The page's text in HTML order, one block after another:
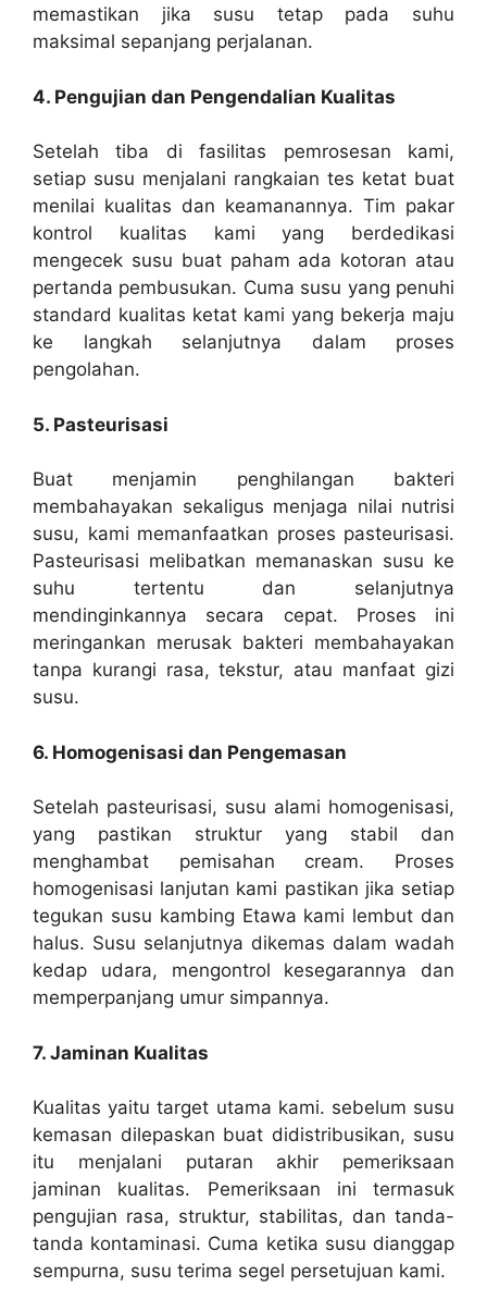
memastikan jika susu tetap pada suhu
maksimal sepanjang perjalanan.
4. Pengujian dan Pengendalian Kualitas
Setelah tiba di fasilitas pemrosesan kami,
setiap susu menjalani rangkaian tes ketat buat
menilai kualitas dan keamanannya. Tim pakar
kontrol kualitas kami yang berdedikasi
mengecek susu buat paham ada kotoran atau
pertanda pembusukan. Cuma susu yang penuhi
standard kualitas ketat kami yang bekerja maju
ke langkah selanjutnya dalam proses
pengolahan.
5. Pasteurisasi
Buat menjamin penghilangan bakteri
membahayakan sekaligus menjaga nilai nutrisi
susu, kami memanfaatkan proses pasteurisasi.
Pasteurisasi melibatkan memanaskan susu ke
suhu tertentu dan selanjutnya
mendinginkannya secara cepat. Proses ini
meringankan merusak bakteri membahayakan
tanpa kurangi rasa, tekstur, atau manfaat gizi
susu.
6. Homogenisasi dan Pengemasan
Setelah pasteurisasi, susu alami homogenisasi,
yang pastikan struktur yang stabil dan
menghambat pemisahan cream. Proses
homogenisasi lanjutan kami pastikan jika setiap
tegukan susu kambing Etawa kami lembut dan
halus. Susu selanjutnya dikemas dalam wadah
kedap udara, mengontrol kesegarannya dan
memperpanjang umur simpannya.
7. Jaminan Kualitas
Kualitas yaitu target utama kami. sebelum susu
kemasan dilepaskan buat didistribusikan, susu
itu menjalani putaran akhir pemeriksaan
jaminan kualitas. Pemeriksaan ini termasuk
pengujian rasa, struktur, stabilitas, dan tanda-
tanda kontaminasi. Cuma ketika susu dianggap
sempurna, susu terima segel persetujuan kami.